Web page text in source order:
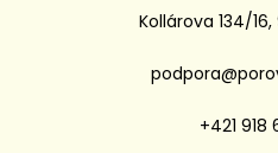
Kollárova 134/
+421 918